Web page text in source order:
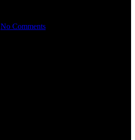
No Comments